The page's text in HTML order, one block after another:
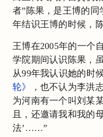
者”陈果，是王博的同
年结识王博的时候，
王博在2005年的一个
学院期间认识陈果，
从99年我认识她的时
轮》
，也不认为李洪
为河南有一个叫刘某
且，还邀请我和我的
法’……”